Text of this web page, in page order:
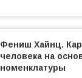
Фениш Хайнц.
человека на
номенклатуры